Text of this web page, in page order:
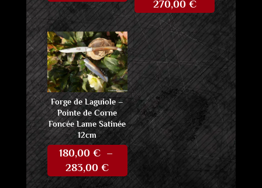
de
prix :
150,00 €
à
349,00 €
270,00 €Plage
de
prix :
180,00 €
à
270,00 €
Forge de Laguiole –
Pointe de Corne
Foncée Lame Satinée
12cm
180,00 € –
283,00€Plage
de